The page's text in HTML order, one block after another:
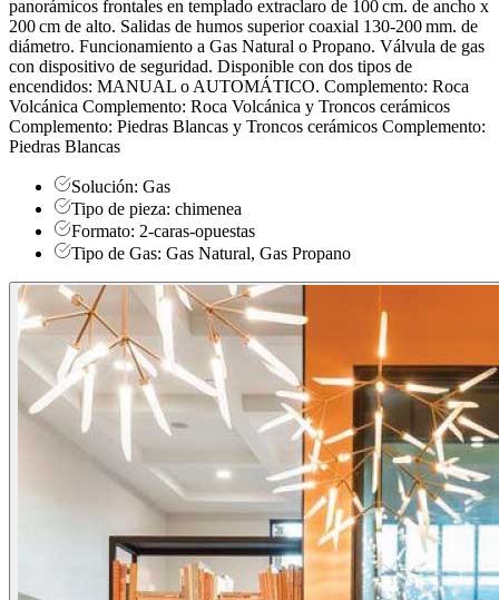
panorámicos frontales en templado extraclaro de 100 cm. de ancho x
200 cm de alto. Salidas de humos superior coaxial 130-200 mm. de
diámetro. Funcionamiento a Gas Natural o Propano. Válvula de gas
con dispositivo de seguridad. Disponible con dos tipos de
encendidos: MANUAL o AUTOMÁTICO. Complemento: Roca
Volcánica Complemento: Roca Volcánica y Troncos cerámicos
Complemento: Piedras Blancas y Troncos cerámicos Complemento:
Piedras Blancas
Solución: Gas
Tipo de pieza: chimenea
Formato: 2-caras-opuestas
Tipo de Gas: Gas Natural, Gas Propano